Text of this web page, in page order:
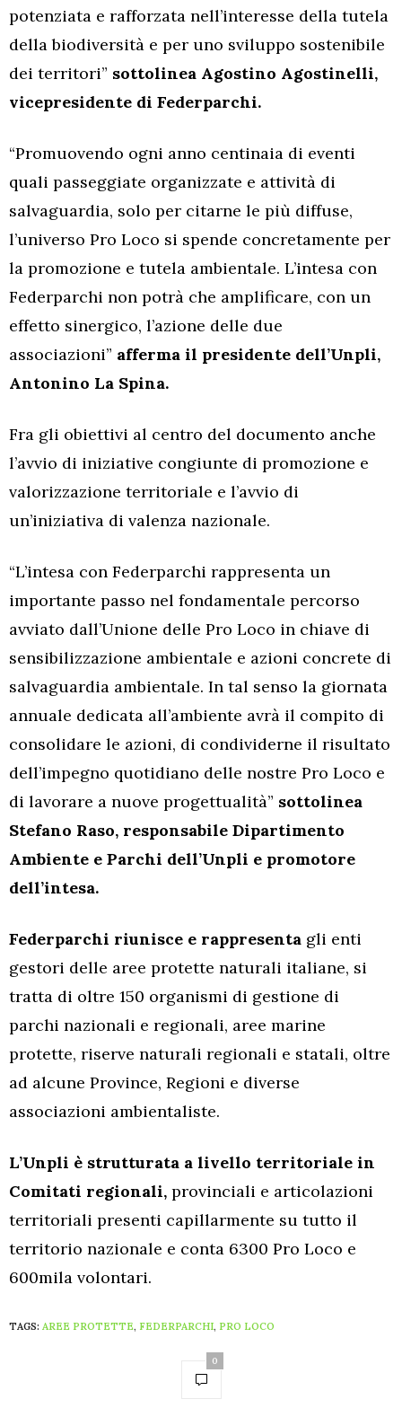
potenziata e rafforzata nell’interesse della tutela
della biodiversità e per uno sviluppo sostenibile
dei territori” sottolinea Agostino Agostinelli,
vicepresidente di Federparchi.
“Promuovendo ogni anno centinaia di eventi
quali passeggiate organizzate e attività di
salvaguardia, solo per citarne le più diffuse,
l’universo Pro Loco si spende concretamente per
la promozione e tutela ambientale. L’intesa con
Federparchi non potrà che amplificare, con un
effetto sinergico, l’azione delle due
associazioni” afferma il presidente dell’Unpli,
Antonino La Spina.
Fra gli obiettivi al centro del documento anche
l’avvio di iniziative congiunte di promozione e
valorizzazione territoriale e l’avvio di
un’iniziativa di valenza nazionale.
“L’intesa con Federparchi rappresenta un
importante passo nel fondamentale percorso
avviato dall’Unione delle Pro Loco in chiave di
sensibilizzazione ambientale e azioni concrete di
salvaguardia ambientale. In tal senso la giornata
annuale dedicata all’ambiente avrà il compito di
consolidare le azioni, di condividerne il risultato
dell’impegno quotidiano delle nostre Pro Loco e
di lavorare a nuove progettualità” sottolinea
Stefano Raso, responsabile Dipartimento
Ambiente e Parchi dell’Unpli e promotore
dell’intesa.
Federparchi riunisce e rappresenta gli enti
gestori delle aree protette naturali italiane, si
tratta di oltre 150 organismi di gestione di
parchi nazionali e regionali, aree marine
protette, riserve naturali regionali e statali, oltre
ad alcune Province, Regioni e diverse
associazioni ambientaliste.
L’Unpli è strutturata a livello territoriale in
Comitati regionali, provinciali e articolazioni
territoriali presenti capillarmente su tutto il
territorio nazionale e conta 6300 Pro Loco e
600mila volontari.
TAGS: AREE PROTETTE, FEDERPARCHI, PRO LOCO
0